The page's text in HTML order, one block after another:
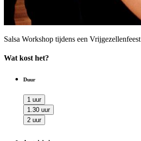
Salsa Workshop tijdens een Vrijgezellenfeest
Wat kost het?
Duur
1 uur
1.30 uur
2 uur